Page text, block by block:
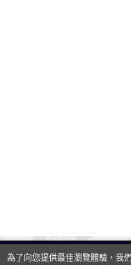
為了向您提供最佳瀏覽體驗，我